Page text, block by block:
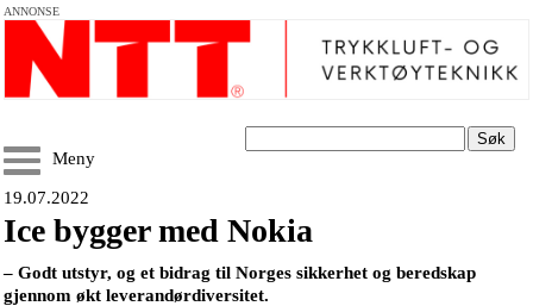
ANNONSE
Søk
Meny
19.07.2022
Ice bygger med Nokia
– Godt utstyr, og et bidrag til Norges sikkerhet og beredskap
gjennom økt leverandørdiversitet.